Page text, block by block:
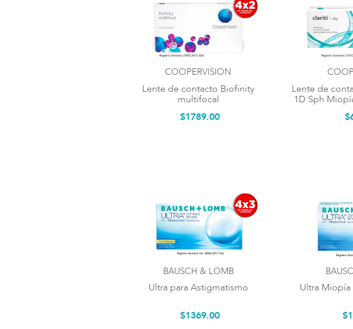
COOPERVISION
Lente de contacto Biofinity
multifocal
$1789.00
Lente de
1D Sph
$
BAUSCH & LOMB
Ultra para Astigmatismo
$1369.00
Ultra
$